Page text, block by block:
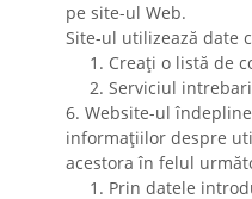
pe site-ul Web.
Site-ul utilizează date
1. Creați o listă de
2. Serviciul
6. Website-ul
informațiilor despre
acestora în felul
1. Prin datele